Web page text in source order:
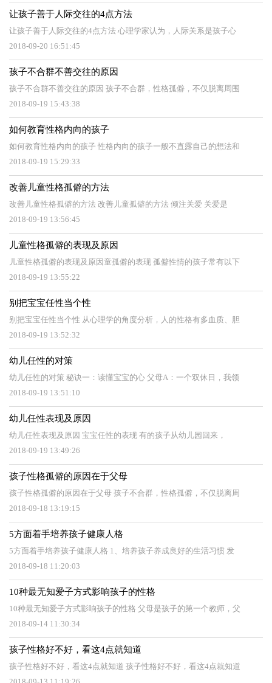
让孩子善于人际交往的4点方法
让孩子善于人际交往的4点方法 心理学家认为，人际关系是孩子心
2018-09-20 16:51:45
孩子不合群不善交往的原因
孩子不合群不善交往的原因 孩子不合群，性格孤僻，不仅脱离周围
2018-09-19 15:43:38
如何教育性格内向的孩子
如何教育性格内向的孩子 性格内向的孩子一般不直露自己的想法和
2018-09-19 15:29:33
改善儿童性格孤僻的方法
改善儿童性格孤僻的方法 改善儿童孤僻的方法 倾注关爱 关爱是
2018-09-19 13:56:45
儿童性格孤僻的表现及原因
儿童性格孤僻的表现及原因童孤僻的表现 孤僻性情的孩子常有以下
2018-09-19 13:55:22
别把宝宝任性当个性
别把宝宝任性当个性 从心理学的角度分析，人的性格有多血质、胆
2018-09-19 13:52:32
幼儿任性的对策
幼儿任性的对策 秘诀一：读懂宝宝的心 父母A：一个双休日，我领
2018-09-19 13:51:10
幼儿任性表现及原因
幼儿任性表现及原因 宝宝任性的表现 有的孩子从幼儿园回来，
2018-09-19 13:49:26
孩子性格孤僻的原因在于父母
孩子性格孤僻的原因在于父母 孩子不合群，性格孤僻，不仅脱离周
2018-09-18 13:19:15
5方面着手培养孩子健康人格
5方面着手培养孩子健康人格 1、培养孩子养成良好的生活习惯 发
2018-09-18 11:20:03
10种最无知爱子方式影响孩子的性格
10种最无知爱子方式影响孩子的性格 父母是孩子的第一个教师，父
2018-09-14 11:30:34
孩子性格好不好，看这4点就知道
孩子性格好不好，看这4点就知道 孩子性格好不好，看这4点就知道